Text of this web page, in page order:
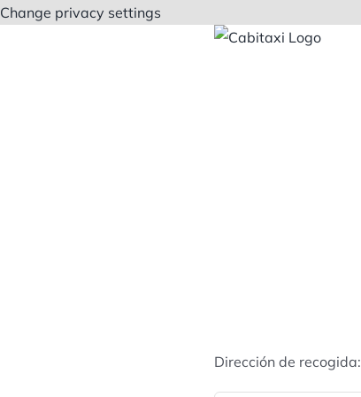
Change privacy settings
Dirección de recogida: